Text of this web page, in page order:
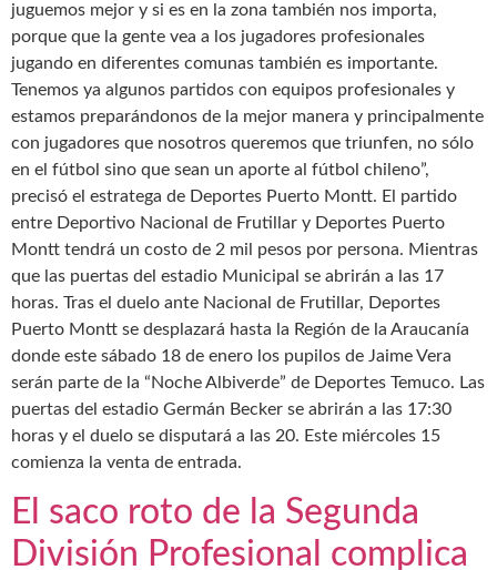
juguemos mejor y si es en la zona también nos importa,
porque que la gente vea a los jugadores profesionales
jugando en diferentes comunas también es importante.
Tenemos ya algunos partidos con equipos profesionales y
estamos preparándonos de la mejor manera y principalmente
con jugadores que nosotros queremos que triunfen, no sólo
en el fútbol sino que sean un aporte al fútbol chileno”,
precisó el estratega de Deportes Puerto Montt. El partido
entre Deportivo Nacional de Frutillar y Deportes Puerto
Montt tendrá un costo de 2 mil pesos por persona. Mientras
que las puertas del estadio Municipal se abrirán a las 17
horas. Tras el duelo ante Nacional de Frutillar, Deportes
Puerto Montt se desplazará hasta la Región de la Araucanía
donde este sábado 18 de enero los pupilos de Jaime Vera
serán parte de la “Noche Albiverde” de Deportes Temuco. Las
puertas del estadio Germán Becker se abrirán a las 17:30
horas y el duelo se disputará a las 20. Este miércoles 15
comienza la venta de entrada.
El saco roto de la Segunda
División Profesional complica